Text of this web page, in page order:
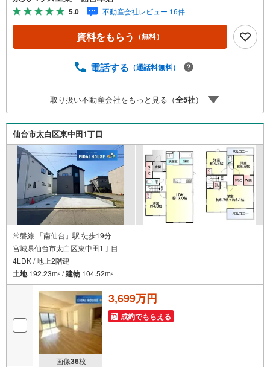
さらに教育施設や商業施設、子育て環境や行政などの地域
情報を総合し、お客様により良い物件選びをしていただけ
るよう、しっかりとサポートさせていただきます。2.＜経
験豊富なスタッフ＞当社では【購入】【売却】【引っ越
ろん、ご購入時に気になる住宅ローンや各種税金について
ズスペースも完備！お子様連れのご家族皆様で、ぜひお越
しください。営業時間:10:00～18:00（定休日:火・水曜日
※店舗により変動あり）現地のご案内も可能ですので、どう
ぞお気軽にお問い合わせください！
5.0 不動産会社レビュー 16件
資料をもらう （無料）
電話する （通話料無料）
取り扱い不動産会社をもっと見る（全5社）
仙台市太白区東中田1丁目
常磐線 「南仙台」駅 徒歩19分
宮城県仙台市太白区東中田1丁目
4LDK / 地上2階建
土地192.23m2 /建物 104.52m2
画像36枚
3,699万円
成約でもらえる